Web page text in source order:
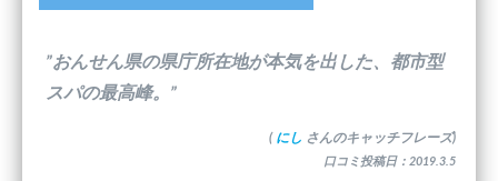
”おんせん県の県庁所在地が本気を出した、都市型
スパの最高峰。”
( にし さんのキャッチフレーズ)
口コミ投稿日：2019.3.5